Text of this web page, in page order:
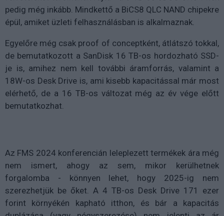
pedig még inkább. Mindkettő a BiCS8 QLC NAND chipekre
épül, amiket üzleti felhasználásban is alkalmaznak.
Egyelőre még csak proof of conceptként, átlátszó tokkal,
de bemutatkozott a SanDisk 16 TB-os hordozható SSD-
je is, amihez nem kell további áramforrás, valamint a
18W-os Desk Drive is, ami kisebb kapacitással már most
elérhető, de a 16 TB-os változat még az év vége előtt
bemutatkozhat.
Az FMS 2024 konferencián leleplezett termékek ára még
nem ismert, ahogy az sem, mikor kerülhetnek
forgalomba - könnyen lehet, hogy 2025-ig nem
szerezhetjük be őket. A 4 TB-os Desk Drive 171 ezer
forint környékén kapható itthon, és bár a kapacitás